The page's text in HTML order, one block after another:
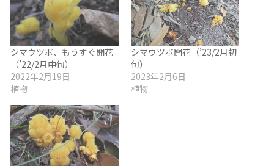
シマウツボ、もうすぐ開花
（’22/2月中旬）
2022年2月19日
植物
シマウツボ開花（’23/2月初
旬）
2023年2月6日
植物